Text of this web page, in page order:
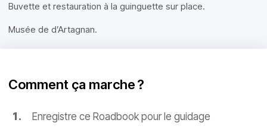
Buvette et restauration à la guinguette sur place.
Musée de d’Artagnan.
Comment ça marche ?
Enregistre ce Roadbook pour le guidage